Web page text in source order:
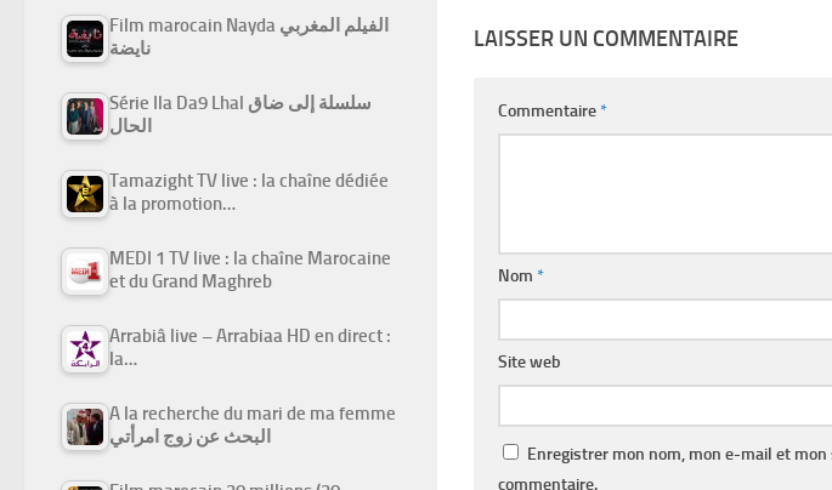
LAISSER UN COMMENTAIRE
Commentaire*
Nom *
Site web
Enregistrer mon nom, mon e-mail et
commentaire.
Film marocain Nayda الفيلم المغربي
نايضة
Série Ila Da9 Lhal سلسلة إلى ضاق
الحال
Tamazight TV live : la chaîne dédiée
à la promotion…
MEDI 1 TV live : la chaîne Marocaine
et du Grand Maghreb
Arrabiâ live – Arrabiaa HD en direct :
la…
A la recherche du mari de ma femme
البحث عن زوج امرأتي